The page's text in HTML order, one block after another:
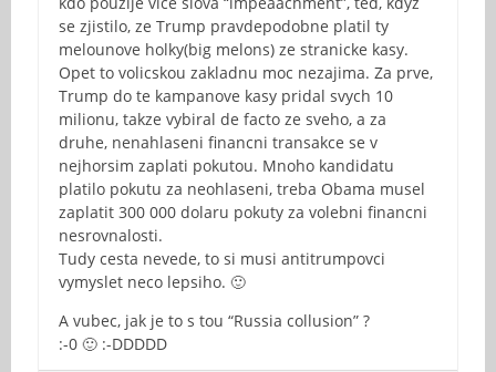
se zjistilo, ze Trump pravdepodobne platil ty
melounove holky(big melons) ze stranicke kasy.
Opet to volicskou zakladnu moc nezajima. Za prve,
Trump do te kampanove kasy pridal svych 10
milionu, takze vybiral de facto ze sveho, a za
druhe, nenahlaseni financni transakce se v
nejhorsim zaplati pokutou. Mnoho kandidatu
platilo pokutu za neohlaseni, treba Obama musel
zaplatit 300 000 dolaru pokuty za volebni financni
nesrovnalosti.
Tudy cesta nevede, to si musi antitrumpovci
vymyslet neco lepsiho. 🙂
A vubec, jak je to s tou “Russia collusion” ?
:-0 🙂 :-DDDDD